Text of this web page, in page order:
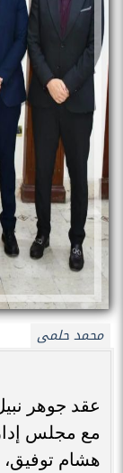
محمد حلمى
عقد جوهر
مع مجلس
هشام توفيق،